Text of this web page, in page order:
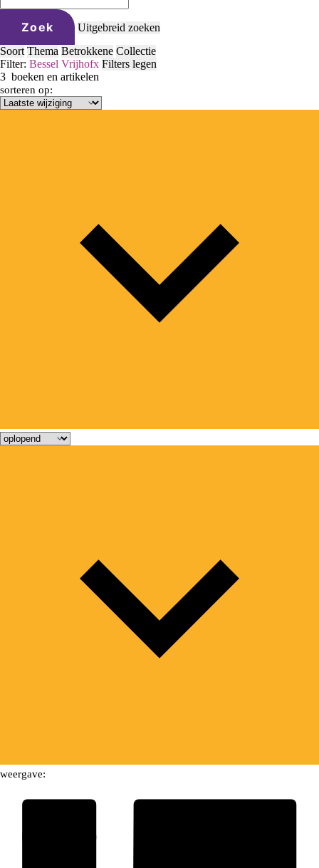
Zoek
Uitgebreid zoeken
Soort Thema Betrokkene Collectie
Filter: Bessel Vrijhofx Filters legen
3 boeken en artikelen
sorteren op:
weergave: